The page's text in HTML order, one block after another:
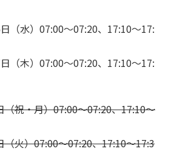
（水）07:00～07:20、17:10～17:
（木）07:00～07:20、17:10～17:
祝・月）07:00～07:20、17:10～
火）07:00～07:20、17:10～17:3